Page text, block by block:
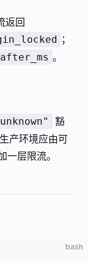
返回
；
。
豁
产环境应由可
层限流。
bash